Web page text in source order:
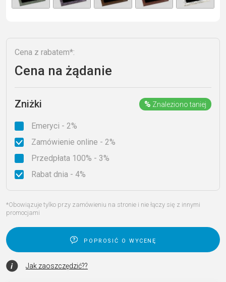
Cena z rabatem*:
Cena na żądanie
Zniżki % Znaleziono taniej
Emeryci - 2%
Zamówienie online - 2%
Przedpłata 100% - 3%
Rabat dnia - 4%
*Obowiązuje tylko przy zamówieniu na stronie i nie łączy się z innymi
promocjami
poprosić o wycenę
Jak zaoszczędzić??